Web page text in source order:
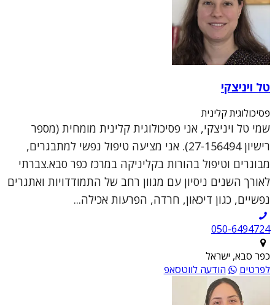
טל ויניצקי
פסיכולוגית קלינית
שמי טל ויניצקי, אני פסיכולוגית קלינית מומחית (מספר
רישיון 27-156494). אני מציעה טיפול נפשי למתבגרים,
מבוגרים וטיפול בהורות בקליניקה במרכז כפר סבא.צברתי
לאורך השנים ניסיון עם מגוון רחב של התמודדויות ואתגרים
נפשיים, כגון דיכאון, חרדה, הפרעות אכילה...
050-6494724
כפר סבא, ישראל
לפרטים
הודעה לווטסאפ